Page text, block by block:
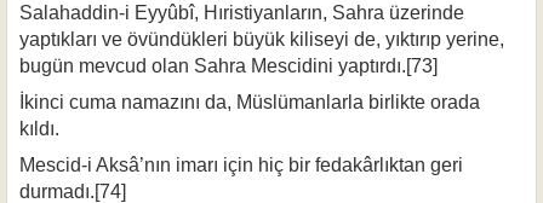
Salahaddin-i Eyyûbî, Hıristiyanların, Sahra üzerinde
yaptıkları ve övündükleri büyük kiliseyi de, yıktırıp yerine,
bugün mevcud olan Sahra Mescidini yaptırdı.[73]
İkinci cuma namazını da, Müslümanlarla birlikte orada
kıldı.
Mescid-i Aksâ’nın imarı için hiç bir fedakârlıktan geri
durmadı.[74]